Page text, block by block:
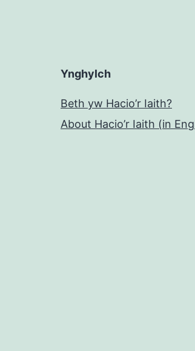
Ynghylch
Beth yw Hacio’r Iaith?
About Hacio’r Iaith (in